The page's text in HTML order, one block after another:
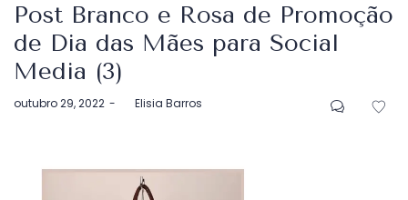
Post Branco e Rosa de Promoção
de Dia das Mães para Social
Media (3)
Postado
outubro 29, 2022 byElisia Barros